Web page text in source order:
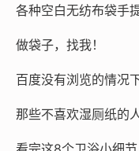
做袋子，找我！
那些不喜欢湿厕纸的